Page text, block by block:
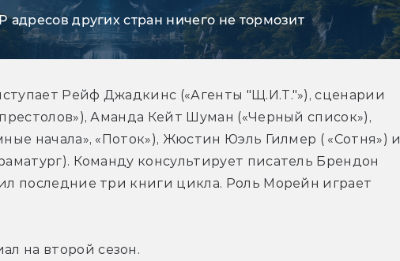
адресов других стран ничего не тормозит
Рейф Джадкинс («Агенты "Щ.И.Т."»), сценарии
Аманда Кейт Шуман («Черный список»),
начала», «Поток»), Жюстин Юэль Гилмер ( «Сотня») и
Команду консультирует писатель Брендон
последние три книги цикла. Роль Морейн играет
на второй сезон.